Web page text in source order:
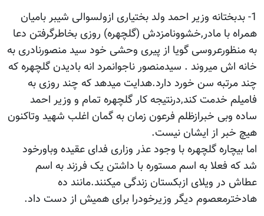
1- بدبختانه وزیر احمد ولد بختیاری ازولسوالی شیبر بامیان
همراه با مادر,خشوونامزدش (گلچهره) روزی بخاطرگرفتن دعا
به منظورعروسی گویا از پیری وحشی خود سید منصورنادری به
خانه اش میروند . سیدمنصور ناجوانمرد انه بادیدن گلچهره که
چند مرتبه سن خورد دارد.هدایت میدهد که چند روزی به
فامیلم خدمت کند,درنتیجه کار گلچهره تمام و وزیر احمد
ساده وبی خبرازظلم فرعون زمان به گمان اغلب شهید وتاکنون
هیچ خبر از ایشان نیست.
اما بیچاره گلچهره با وجود عذر وزاری فدای عقیده وباورخود
شد که فعلا به اسم مستوره با داشتن یک فرزند به اسم
عطاش در ویلای ازبکستان زندگی میکنند.مانند ده
هادخترمعصوم دیگر وزیرخودرا برای همیش از دست داد.